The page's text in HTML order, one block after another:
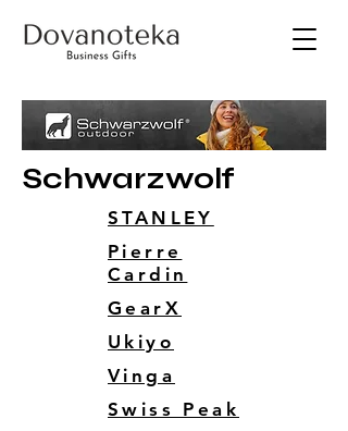
Schwarzwolf
STANLEY
Pierre
Cardin
GearX
Ukiyo
Vinga
Swiss Peak